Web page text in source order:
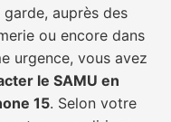
auprès des
ou encore dans
urgence, vous avez
le SAMU en
15. Selon votre